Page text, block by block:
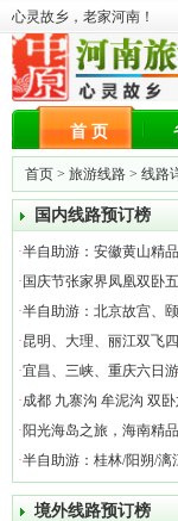
心灵故乡，老家河南！
首 页
首页 > 旅游线路 > 线路
国内线路预订榜
·半自助游：安徽黄山精
· 国庆节张家界凤凰双卧
·半自助游：北京故宫、
·昆明、大理、丽江双飞
·宜昌、三峡、重庆六日游
·成都 九寨沟 牟泥沟 双
· 阳光海岛之旅，海南精
·半自助游：桂林/阳朔/漓
境外线路预订榜